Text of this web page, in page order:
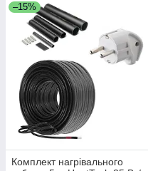
–15%
Комплект нагрівального